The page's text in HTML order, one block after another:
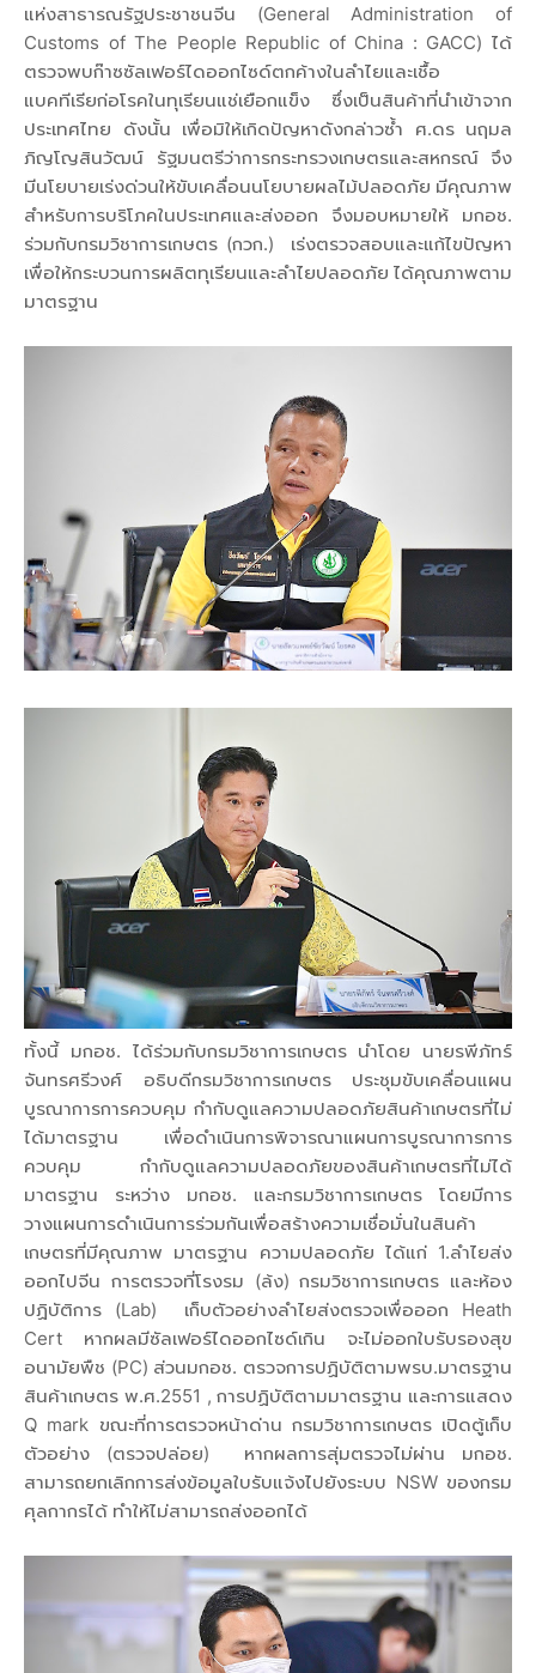
แห่งสาธารณรัฐประชาชนจีน (General Administration of
Customs of The People Republic of China : GACC) ได้
ตรวจพบก๊าซซัลเฟอร์ไดออกไซด์ตกค้างในลำไยและเชื้อ
แบคทีเรียก่อโรคในทุเรียนแช่เยือกแข็ง ซึ่งเป็นสินค้าที่นำเข้าจาก
ประเทศไทย ดังนั้น เพื่อมิให้เกิดปัญหาดังกล่าวซ้ำ ศ.ดร นฤมล
ภิญโญสินวัฒน์ รัฐมนตรีว่าการกระทรวงเกษตรและสหกรณ์ จึง
มีนโยบายเร่งด่วนให้ขับเคลื่อนนโยบายผลไม้ปลอดภัย มีคุณภาพ
สำหรับการบริโภคในประเทศและส่งออก จึงมอบหมายให้ มกอช.
ร่วมกับกรมวิชาการเกษตร (กวก.) เร่งตรวจสอบและแก้ไขปัญหา
เพื่อให้กระบวนการผลิตทุเรียนและลำไยปลอดภัย ได้คุณภาพตาม
มาตรฐาน
ทั้งนี้ มกอช. ได้ร่วมกับกรมวิชาการเกษตร นำโดย นายรพีภัทร์
จันทรศรีวงศ์ อธิบดีกรมวิชาการเกษตร ประชุมขับเคลื่อนแผน
บูรณาการการควบคุม กำกับดูแลความปลอดภัยสินค้าเกษตรที่ไม่
ได้มาตรฐาน เพื่อดำเนินการพิจารณาแผนการบูรณาการการ
ควบคุม กำกับดูแลความปลอดภัยของสินค้าเกษตรที่ไม่ได้
มาตรฐาน ระหว่าง มกอช. และกรมวิชาการเกษตร โดยมีการ
วางแผนการดำเนินการร่วมกันเพื่อสร้างความเชื่อมั่นในสินค้า
เกษตรที่มีคุณภาพ มาตรฐาน ความปลอดภัย ได้แก่ 1.ลำไยส่ง
ออกไปจีน การตรวจที่โรงรม (ล้ง) กรมวิชาการเกษตร และห้อง
ปฏิบัติการ (Lab) เก็บตัวอย่างลำไยส่งตรวจเพื่อออก Heath
Cert หากผลมีซัลเฟอร์ไดออกไซด์เกิน จะไม่ออกใบรับรองสุข
อนามัยพืช (PC) ส่วนมกอช. ตรวจการปฏิบัติตามพรบ.มาตรฐาน
สินค้าเกษตร พ.ศ.2551 , การปฏิบัติตามมาตรฐาน และการแสดง
Q mark ขณะที่การตรวจหน้าด่าน กรมวิชาการเกษตร เปิดตู้เก็บ
ตัวอย่าง (ตรวจปล่อย) หากผลการสุ่มตรวจไม่ผ่าน มกอช.
สามารถยกเลิกการส่งข้อมูลใบรับแจ้งไปยังระบบ NSW ของกรม
ศุลกากรได้ ทำให้ไม่สามารถส่งออกได้